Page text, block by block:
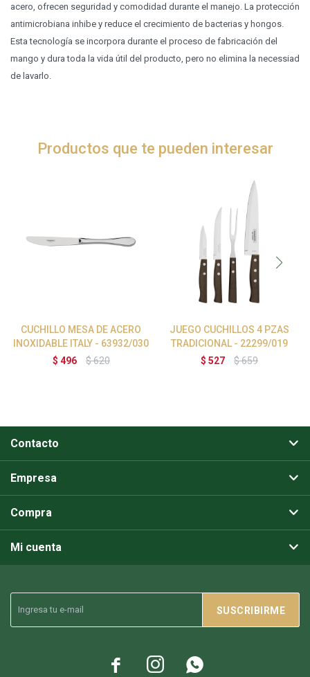
acero, ofrecen seguridad y comodidad durante el manejo. La protección
antimicrobiana inhibe y reduce el crecimiento de bacterias y hongos.
Esta tecnología se incorpora durante el proceso de fabricación del
mango y dura toda la vida útil del producto, pero no elimina la necessiad
de lavarlo.
Productos que te pueden interesar
CUCHILLO MESA DE ACERO
INOXIDABLE ITALY - 63932/030
$ 496 $620
JUEGO CUCHILLOS 4 PZAS
TRADICIONAL - 22299/019
$ 527 $659
SUSCRIBIRME
  
Contacto
Empresa
Compra
Mi cuenta